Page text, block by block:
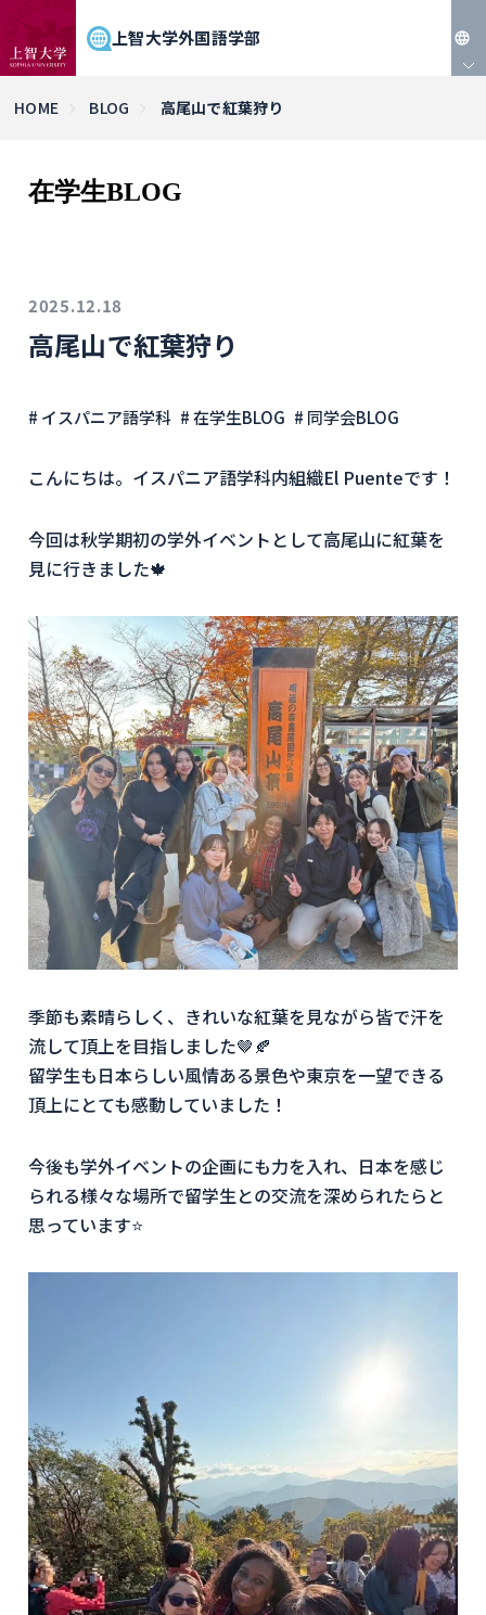
上智大学外国語学部
HOME BLOG 高尾山で紅葉狩り
在学生BLOG
2025.12.18
高尾山で紅葉狩り
# イスパニア語学科 # 在学生BLOG # 同学会BLOG
こんにちは。イスパニア語学科内組織El Puenteです！
今回は秋学期初の学外イベントとして高尾山に紅葉を
見に行きました🍁
季節も素晴らしく、きれいな紅葉を見ながら皆で汗を
流して頂上を目指しました🤎🍂
留学生も日本らしい風情ある景色や東京を一望できる
頂上にとても感動していました！
今後も学外イベントの企画にも力を入れ、日本を感じ
られる様々な場所で留学生との交流を深められたらと
思っています⭐